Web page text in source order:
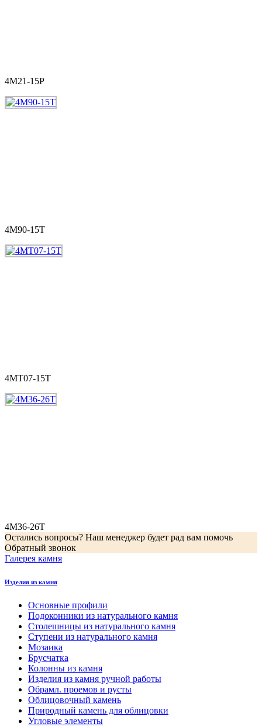
4M21-15P
4M90-15T
4MT07-15T
4M36-26T
Остались вопросы? Наш менеджер будет рад вам помочь
Обратный звонок
Галерея камня
Изделия из камня
Основные профили
Подоконники из натурального камня
Столешницы из натурального камня
Ступени из натурального камня
Мозаика
Брусчатка
Колонны из камня
Изделия из камня ручной работы
Обрамл. проемов и русты
Облицовочный камень
Природный камень для облицовки
Угловые элементы